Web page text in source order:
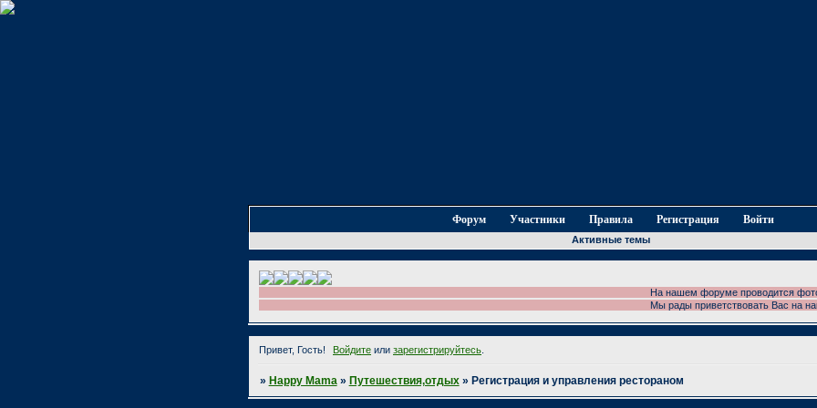
Форум Участники Правила Регистрация Войти
Активные темы
На нашем форуме проводится
Мы рады приветствовать Вас на
Привет, Гость! Войдите или зарегистрируйтесь
» Happy Mama » Путешествия,отдых » Регистрация и управления рестораном